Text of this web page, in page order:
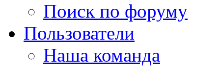
Поиск по форуму
Пользователи
Наша команда